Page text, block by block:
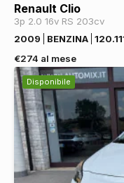
Renault Clio
3p 2.0 16v RS 203cv
2009
BENZINA
€274 al mese
Disponibile